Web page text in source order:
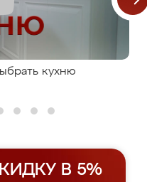
кухню
В 5%